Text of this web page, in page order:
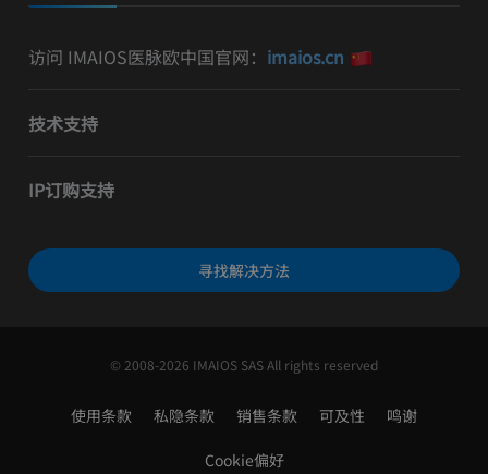
访问 IMAIOS医脉欧中国官网： imaios.cn
技术支持
IP订购支持
寻找解决方法
© 2008-2026 IMAIOS SAS All rights reserved
使用条款 私隐条款 销售条款 可及性 鸣谢
Cookie偏好